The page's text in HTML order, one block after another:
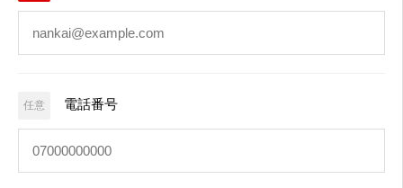
任意 電話番号